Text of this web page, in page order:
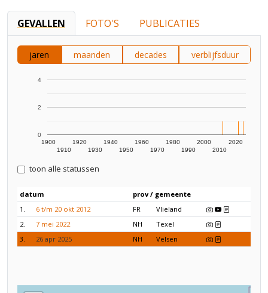
GEVALLEN FOTO'S PUBLICATIES
jaren maanden decades verblijfsduur
1900
1910
1920
1930
1940
1950
1960
1970
1980
1990
2000
2010
2020
0
2
4
toon alle statussen
datum
prov / gemeente
1.
6 t/m 20 okt 2012 FR
Vlieland
2.
7 mei 2022 NH
Texel
3.
26 apr 2025 NH Velsen